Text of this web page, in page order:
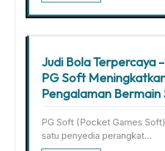
Judi Bola Terpercaya
PG Soft
Pengalaman Bermain
PG Soft (Pocket Games
satu penyedia perangkat…